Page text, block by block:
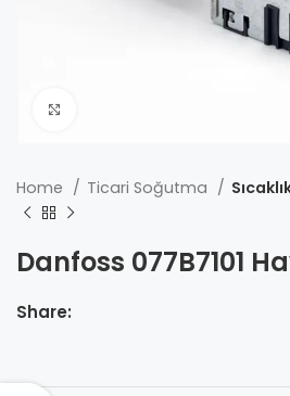
Home Ticari Soğutma
Danfoss 077B7101
Share: